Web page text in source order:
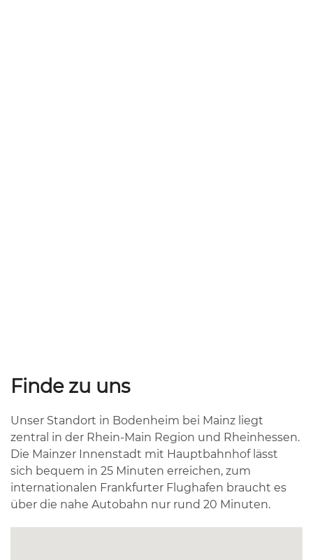
Finde zu uns
Unser Standort in Bodenheim bei Mainz liegt
zentral in der Rhein-Main Region und Rheinhessen.
Die Mainzer Innenstadt mit Hauptbahnhof lässt
sich bequem in 25 Minuten erreichen, zum
internationalen Frankfurter Flughafen braucht es
über die nahe Autobahn nur rund 20 Minuten.